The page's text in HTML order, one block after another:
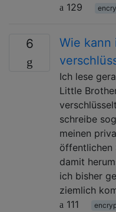
129
6
Wie kann
Ich lese
Little
schreibe
meinen
öffentlichen
damit
ich bisher
ziemlich
111